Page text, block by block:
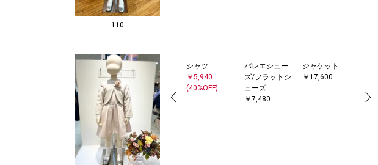
110
シャツ
￥5,940
(40%OFF)
バレエシュー
ズ/フラットシ
ューズ
￥7,480
ジャケット
￥17,600